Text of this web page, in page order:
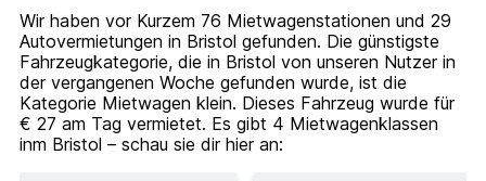
Wir haben vor Kurzem 76 Mietwagenstationen und 29
Autovermietungen in Bristol gefunden. Die günstigste
Fahrzeugkategorie, die in Bristol von unseren Nutzer in
der vergangenen Woche gefunden wurde, ist die
Kategorie Mietwagen klein. Dieses Fahrzeug wurde für
€ 27 am Tag vermietet. Es gibt 4 Mietwagenklassen
inm Bristol – schau sie dir hier an: